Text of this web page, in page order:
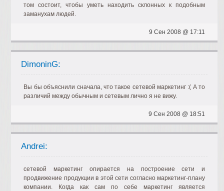
том состоит, чтобы уметь находить склонных к подобным
заманухам людей.
9 Сен 2008 @ 17:11
DimoninG:
Вы бы объяснили сначала, что такое сетевой маркетинг :( А то
различий между обычным и сетевым лично я не вижу.
9 Сен 2008 @ 18:51
Andrei:
сетевой маркетинг опирается на построение сети и
продвижение продукции в этой сети согласно маркетинг-плану
компании. Когда как сам по себе маркетинг является